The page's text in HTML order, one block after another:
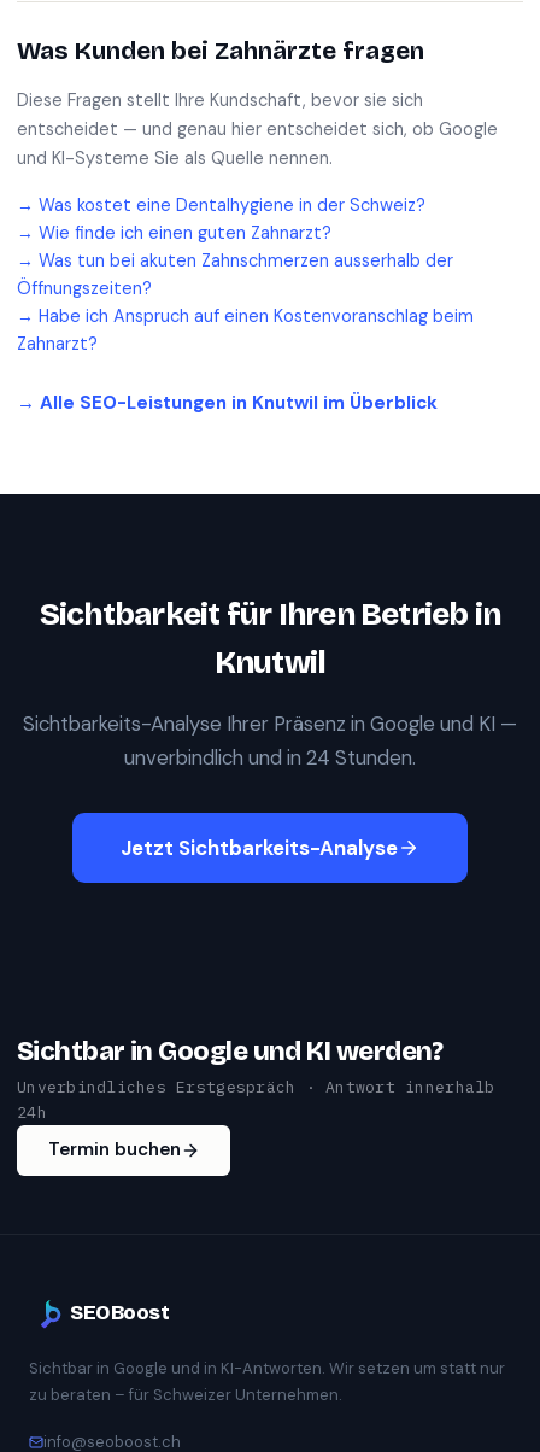
Was Kunden bei Zahnärzte fragen
Diese Fragen stellt Ihre Kundschaft, bevor sie sich
entscheidet — und genau hier entscheidet sich, ob Google
und KI-Systeme Sie als Quelle nennen.
→ Was kostet eine Dentalhygiene in der Schweiz?
→ Wie finde ich einen guten Zahnarzt?
→ Was tun bei akuten Zahnschmerzen ausserhalb der
Öffnungszeiten?
→ Habe ich Anspruch auf einen Kostenvoranschlag beim
Zahnarzt?
→ Alle SEO-Leistungen in Knutwil im Überblick
Sichtbarkeit für Ihren Betrieb in
Knutwil
Sichtbarkeits-Analyse Ihrer Präsenz in Google und KI —
unverbindlich und in 24 Stunden.
Jetzt Sichtbarkeits-Analyse
Sichtbar in Google und KI werden?
Unverbindliches Erstgespräch · Antwort innerhalb
24h
Termin buchen
SEOBoost
Sichtbar in Google und in KI-Antworten. Wir setzen um statt nur
zu beraten – für Schweizer Unternehmen.
info@seoboost.ch